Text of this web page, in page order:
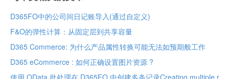
D365FO中的公司间日记账导入(通过自定义)
F&O的弹性计算：从固定层到共享容量
D365 Commerce: 为什么产品属性转换可能无法如预期般工作
D365 eCommerce : 如何正确设置图片资源 ?